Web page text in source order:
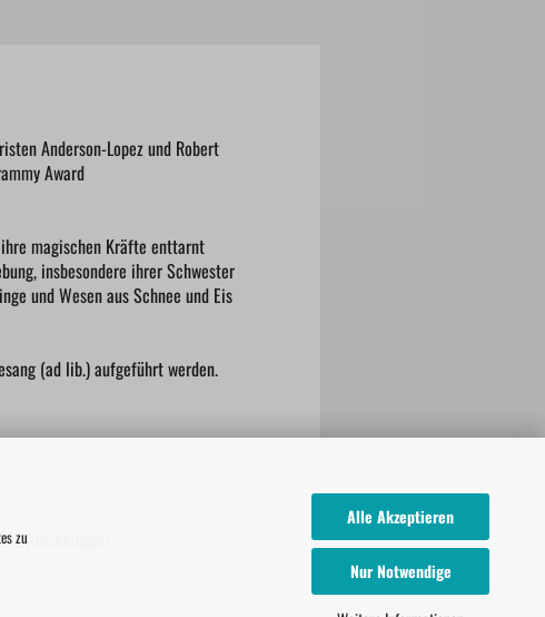
zu
Alle Akzeptieren
Nur Notwendige
Anderson-Lopez und Robert
Award
magischen Kräfte enttarnt
insbesondere ihrer Schwester
und Wesen aus Schnee und Eis
(ad lib.) aufgeführt werden.
Glockenspiel